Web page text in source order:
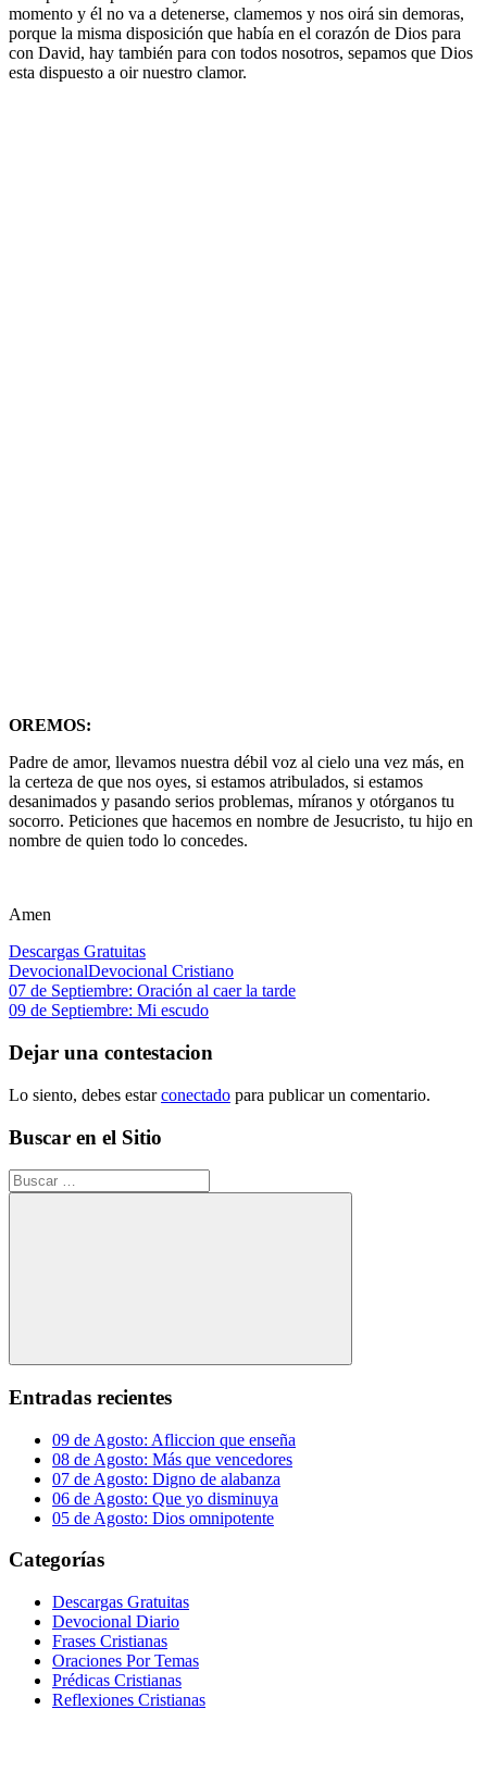
momento y él no va a detenerse, clamemos y nos oirá sin demoras,
porque la misma disposición que había en el corazón de Dios para
con David, hay también para con todos nosotros, sepamos que Dios
esta dispuesto a oir nuestro clamor.
OREMOS:
Padre de amor, llevamos nuestra débil voz al cielo una vez más, en
la certeza de que nos oyes, si estamos atribulados, si estamos
desanimados y pasando serios problemas, míranos y otórganos tu
socorro. Peticiones que hacemos en nombre de Jesucristo, tu hijo en
nombre de quien todo lo concedes.
Amen
Descargas Gratuitas
DevocionalDevocional Cristiano
Navegación
de
entradas
Entrada
anterior:
07 de Septiembre: Oración al caer la tarde
Siguiente
09 de Septiembre: Mi escudo
Dejar una contestacion
Lo siento, debes estarconectado para publicar un comentario.
Buscar en el Sitio
Buscar:
Buscar
Entradas recientes
09 de Agosto: Afliccion que enseña
08 de Agosto: Más que vencedores
07 de Agosto: Digno de alabanza
06 de Agosto: Que yo disminuya
05 de Agosto: Dios omnipotente
Categorías
Descargas Gratuitas
Devocional Diario
Frases Cristianas
Oraciones Por Temas
Prédicas Cristianas
Reflexiones Cristianas